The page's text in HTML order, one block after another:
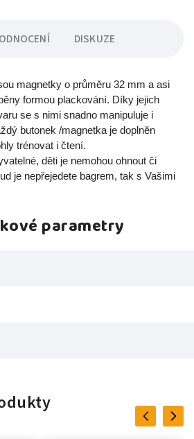
DISKUZE
magnetky o průměru 32 mm a asi
formou plackování. Díky jejich
se s nimi snadno manipuluje i
butonek /magnetka je doplněn
trénovat i čtení.
děti je nemohou ohnout či
je nepřejedete bagrem, tak s Vašimi
parametry
PreviousNext